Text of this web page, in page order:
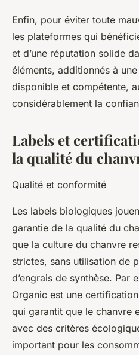
Enfin, pour éviter toute
les plateformes qui
et d’une réputation solide
éléments, additionnés à
disponible et compétente,
considérablement la
Labels et
la qualité du
Qualité et conformité
Les labels biologiques
garantie de la qualité du
que la culture du chanvre
strictes, sans utilisation de
d’engrais de synthèse. Par
Organic est une
qui garantit que le chanvre
avec des critères
important pour les